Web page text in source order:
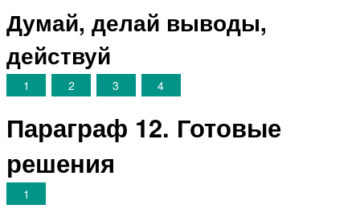
Думай, делай выводы,
действуй
1 2 3 4
Параграф 12. Готовые
решения
1